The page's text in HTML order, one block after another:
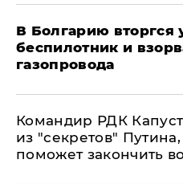
В Болгарию вторгся
беспилотник и
газопровода
Командир РДК
из "секретов"
поможет закончить